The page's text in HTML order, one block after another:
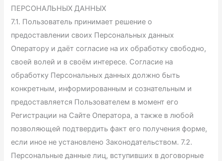
ПЕРСОНАЛЬНЫХ ДАННЫХ
7.1. Пользователь принимает решение о
предоставлении своих Персональных данных
Оператору и даёт согласие на их обработку свободно,
своей волей и в своём интересе. Согласие на
обработку Персональных данных должно быть
конкретным, информированным и сознательным и
предоставляется Пользователем в момент его
Регистрации на Сайте Оператора, а также в любой
позволяющей подтвердить факт его получения форме,
если иное не установлено Законодательством. 7.2.
Персональные данные лиц, вступивших в договорные